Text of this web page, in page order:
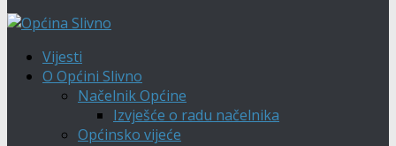
Vijesti
O Općini Slivno
Načelnik Općine
Izvješće o radu načelnika
Općinsko vijeće